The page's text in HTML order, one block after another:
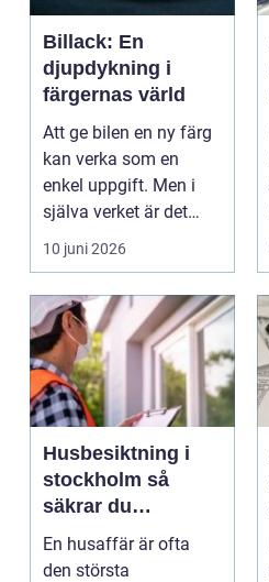
Billack: En
djupdykning i
färgernas värld
Att ge bilen en ny färg
kan verka som en
enkel uppgift. Men i
själva verket är det
en...
10 juni 2026
Husbesiktning i
stockholm så
säkrar du
bostadens skick
före affären
En husaffär är ofta
den största